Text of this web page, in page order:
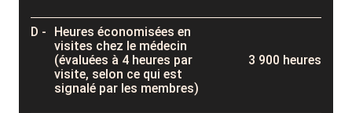
Heures économisées en
visites chez le médecin
(évaluées à 4 heures par
visite, selon ce qui est
signalé par les membres)
3 900 heures